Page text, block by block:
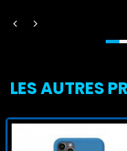
LES AUTRES